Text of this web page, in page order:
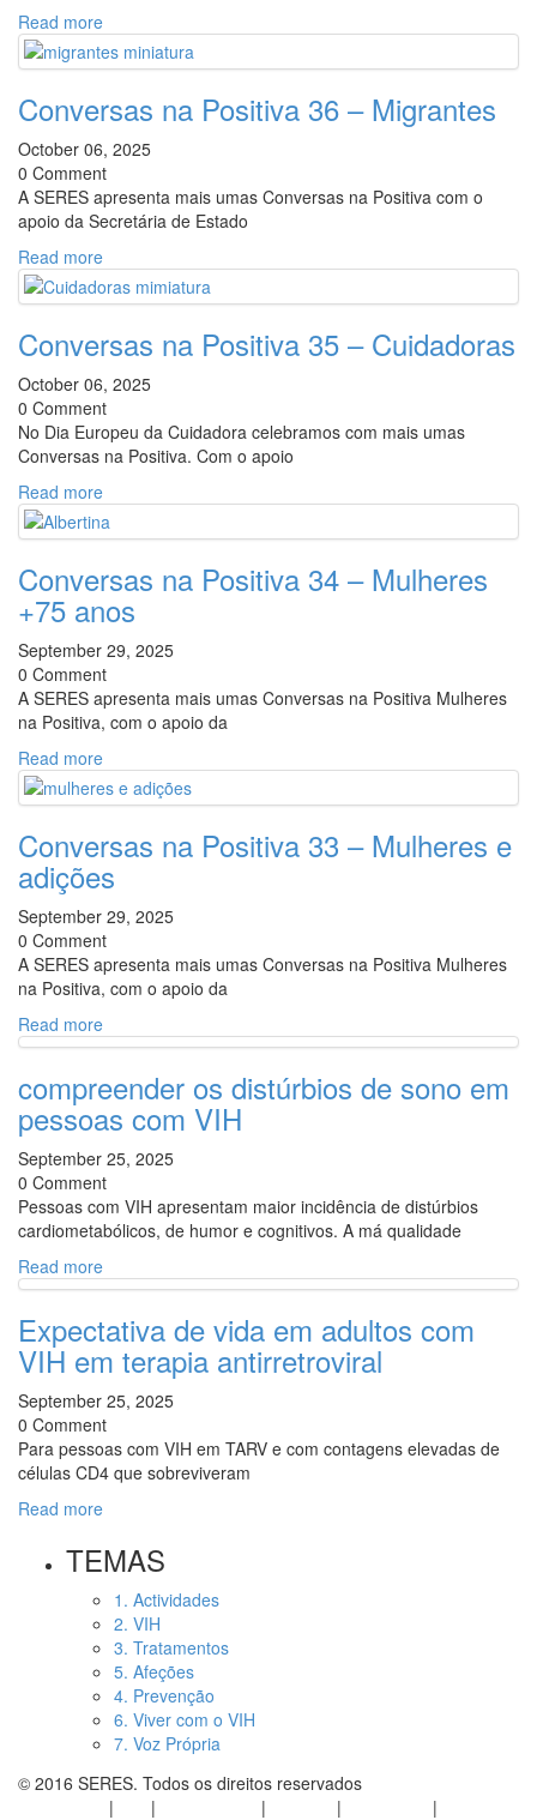
Read more
Conversas na Positiva 36 – Migrantes
October 06, 2025
0 Comment
A SERES apresenta mais umas Conversas na Positiva com o
apoio da Secretária de Estado
Read more
Conversas na Positiva 35 – Cuidadoras
October 06, 2025
0 Comment
No Dia Europeu da Cuidadora celebramos com mais umas
Conversas na Positiva. Com o apoio
Read more
Conversas na Positiva 34 – Mulheres
+75 anos
September 29, 2025
0 Comment
A SERES apresenta mais umas Conversas na Positiva Mulheres
na Positiva, com o apoio da
Read more
Conversas na Positiva 33 – Mulheres e
adições
September 29, 2025
0 Comment
A SERES apresenta mais umas Conversas na Positiva Mulheres
na Positiva, com o apoio da
Read more
compreender os distúrbios de sono em
pessoas com VIH
September 25, 2025
0 Comment
Pessoas com VIH apresentam maior incidência de distúrbios
cardiometabólicos, de humor e cognitivos. A má qualidade
Read more
Expectativa de vida em adultos com
VIH em terapia antirretroviral
September 25, 2025
0 Comment
Para pessoas com VIH em TARV e com contagens elevadas de
células CD4 que sobreviveram
Read more
TEMAS
1. Actividades
2. VIH
3. Tratamentos
5. Afeções
4. Prevenção
6. Viver com o VIH
7. Voz Própria
© 2016 SERES. Todos os direitos reservados
| | | | |